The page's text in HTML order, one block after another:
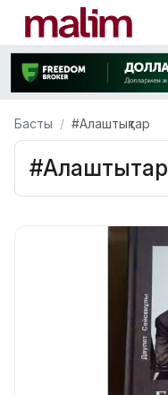
Басты #Алаштықтар
#Алаштықтар